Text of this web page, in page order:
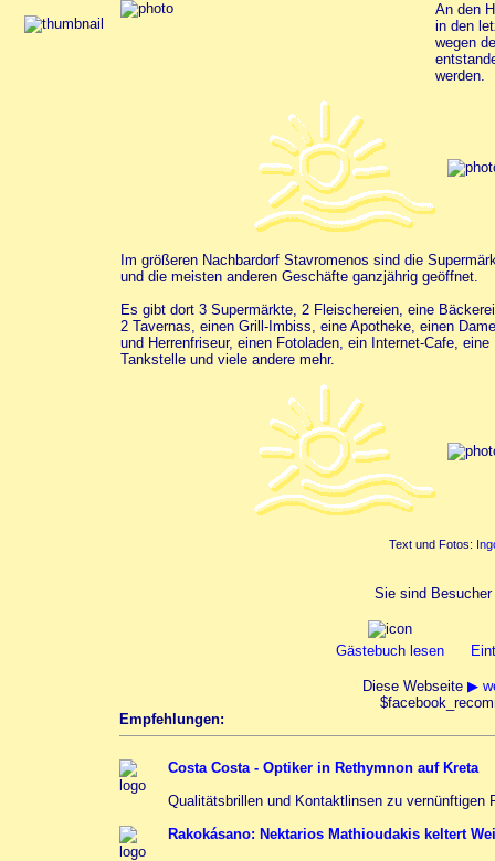
An den
in den
wegen
werden.
Im größeren Nachbardorf Stavromenos sind die
und die meisten anderen Geschäfte ganzjährig geöffnet.
Es gibt dort 3 Supermärkte, 2 Fleischereien, eine
2 Tavernas, einen Grill-Imbiss, eine Apotheke, einen
und Herrenfriseur, einen Fotoladen, ein Internet-Cafe, eine
Tankstelle und viele andere mehr.
Text und Fotos:
Sie sind
Gästebuch lesen
Diese Webseite ▶
Empfehlungen:
Costa Costa - Optiker in Rethymnon auf Kreta
Qualitätsbrillen und Kontaktlinsen zu vernünftigen
Rakokásano: Nektarios Mathioudakis keltert